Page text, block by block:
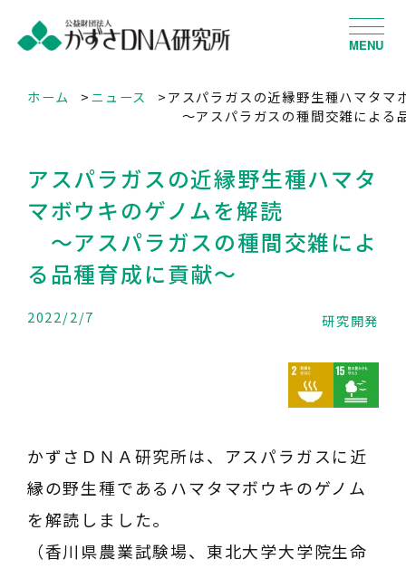
MENU
ホーム ニュース
アスパラガスの近縁野生種ハマタマ
～アスパラガスの種間交雑による
アスパラガスの近縁野生種ハマタ
マボウキのゲノムを解読
～アスパラガスの種間交雑によ
る品種育成に貢献～
2022/2/7 研究開発
かずさＤＮＡ研究所は、アスパラガスに近
縁の野生種であるハマタマボウキのゲノム
を解読しました。
（香川県農業試験場、東北大学大学院生命